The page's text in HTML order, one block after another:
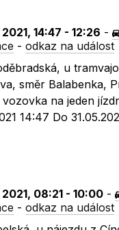
14:47 - 12:26 -
-odkaz na událost
u
směr Balabenka,
na jeden
14:47 Do
08:21 - 10:00 -
-odkaz na událost